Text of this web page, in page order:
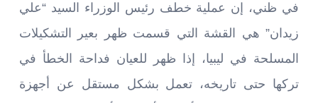
في ظني، إن عملية خطف رئيس الوزراء السيد “علي
زيدان” هي القشة التي قسمت ظهر بعير التشكيلات
المسلحة في ليبيا، إذا ظهر للعيان فداحة الخطأ في
تركها حتى تاريخه، تعمل بشكل مستقل عن أجهزة